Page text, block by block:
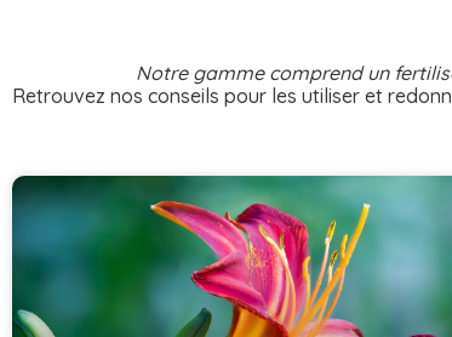
Notre gamme comprend un
Retrouvez nos conseils pour les utiliser et